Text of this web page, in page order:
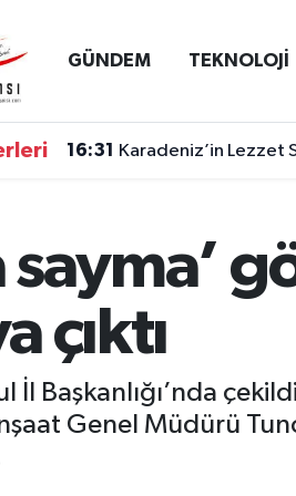
GÜNDEM TEKNOLOJİ
16:31 Karadeniz’in Lezzet
sayma’
çıktı
İl Başkanlığı’nda
Genel Müdürü
Haritası
Fikstür